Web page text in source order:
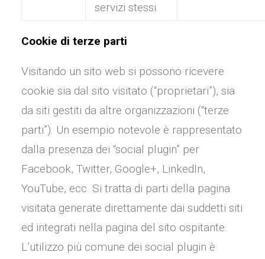
servizi stessi.
Cookie di terze parti
Visitando un sito web si possono ricevere
cookie sia dal sito visitato (“proprietari”), sia
da siti gestiti da altre organizzazioni (“terze
parti”). Un esempio notevole è rappresentato
dalla presenza dei “social plugin” per
Facebook, Twitter, Google+, LinkedIn,
YouTube, ecc. Si tratta di parti della pagina
visitata generate direttamente dai suddetti siti
ed integrati nella pagina del sito ospitante.
L’utilizzo più comune dei social plugin è